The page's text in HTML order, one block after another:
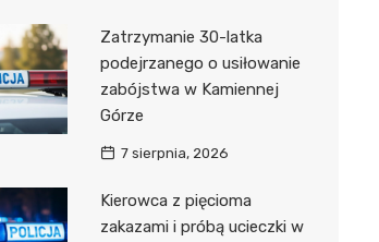
Zatrzymanie 30-latka
podejrzanego o usiłowanie
zabójstwa w Kamiennej
Górze
7 sierpnia, 2026
Kierowca z pięcioma
zakazami i próbą ucieczki w